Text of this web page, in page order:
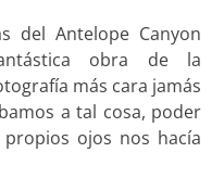
del Antelope Canyon
obra de la
más cara jamás
a tal cosa, poder
ojos nos hacía